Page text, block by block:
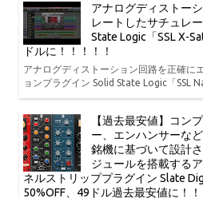
アナログディストー
レートしたサチュレ
State Logic「SSL X-
ドルに！！！！！
アナログディストーション回路を正確に
ョンプラグイン Solid State Logic「SSL
【過去最安値】コン
ー、エンハンサーな
銘機に基づいて設計
ジュールを搭載する
ネルストリッププラグイン Slate
50%OFF、49ドル過去最安値に！！